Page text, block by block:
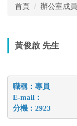
首頁 辦公室成員
黃俊啟 先生
職稱：專員
E-mail：
分機：2923